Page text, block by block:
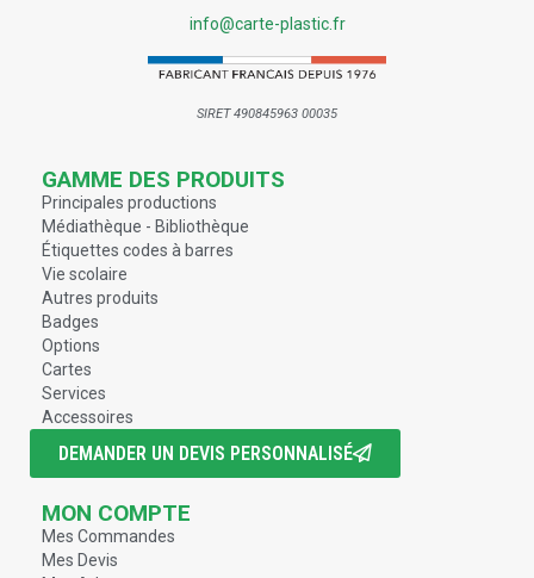
info@carte-plastic.fr
SIRET 490845963 00035
GAMME DES PRODUITS
Principales productions
Médiathèque - Bibliothèque
Étiquettes codes à barres
Vie scolaire
Autres produits
Badges
Options
Cartes
Services
Accessoires
DEMANDER UN DEVIS PERSONNALISÉ
MON COMPTE
Mes Commandes
Mes Devis